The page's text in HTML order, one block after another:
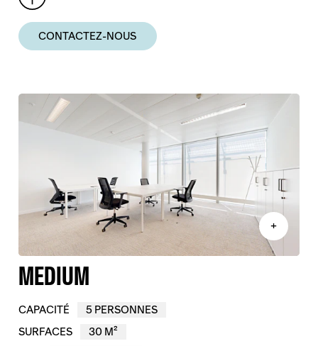
CONTACTEZ-NOUS
+
MEDIUM
CAPACITÉ
5 PERSONNES
SURFACES
30 M²